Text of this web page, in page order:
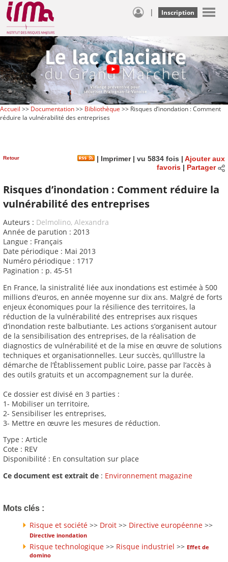
| Inscription
Accueil >> Documentation>> Bibliothèque >> Risques d’inondation : Comment
réduire la vulnérabilité des entreprises
Retour | Imprimer| vu 5834 fois | Ajouter aux
favoris| Partager
Risques d’inondation : Comment réduire la
vulnérabilité des entreprises
Auteurs : Delmolino, Alexandra
Année de parution : 2013
Langue : Français
Date périodique : Mai 2013
Numéro périodique : 1717
Pagination : p. 45-51
En France, la sinistralité liée aux inondations est estimée à 500
millions d’euros, en année moyenne sur dix ans. Malgré de forts
enjeux économiques pour la résilience des territoires, la
réduction de la vulnérabilité des entreprises aux risques
d’inondation reste balbutiante. Les actions s’organisent autour
de la sensibilisation des entreprises, de la réalisation de
diagnostics de vulnérabilité et de la mise en œuvre de solutions
techniques et organisationnelles. Leur succès, qu’illustre la
démarche de l’Établissement public Loire, passe par l’accès à
des outils gratuits et un accompagnement sur la durée.
Ce dossier est divisé en 3 parties :
1- Mobiliser un territoire,
2- Sensibiliser les entreprises,
3- Mettre en œuvre les mesures de réduction.
Type : Article
Cote : REV
Disponibilité : En consultation sur place
Ce document est extrait de : Environnement magazine
Mots clés :
Risque et société >> Droit >> Directive européenne >>
Directive inondation
Risque technologique >> Risque industriel >> Effet de
domino